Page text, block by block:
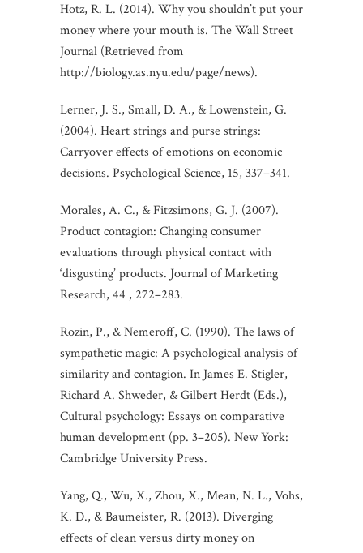
Hotz, R. L. (2014). Why you shouldn’t put your
money where your mouth is. The Wall Street
Journal (Retrieved from
http://biology.as.nyu.edu/page/news).
Lerner, J. S., Small, D. A., & Lowenstein, G.
(2004). Heart strings and purse strings:
Carryover effects of emotions on economic
decisions. Psychological Science, 15, 337–341.
Morales, A. C., & Fitzsimons, G. J. (2007).
Product contagion: Changing consumer
evaluations through physical contact with
‘disgusting’ products. Journal of Marketing
Research, 44 , 272–283.
Rozin, P., & Nemeroff, C. (1990). The laws of
sympathetic magic: A psychological analysis of
similarity and contagion. In James E. Stigler,
Richard A. Shweder, & Gilbert Herdt (Eds.),
Cultural psychology: Essays on comparative
human development (pp. 3–205). New York:
Cambridge University Press.
Yang, Q., Wu, X., Zhou, X., Mean, N. L., Vohs,
K. D., & Baumeister, R. (2013). Diverging
effects of clean versus dirty money on